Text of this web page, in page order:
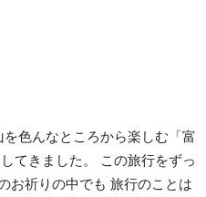
色んなところから楽しむ「富
てきました。 この旅行をずっ
お祈りの中でも 旅行のことは